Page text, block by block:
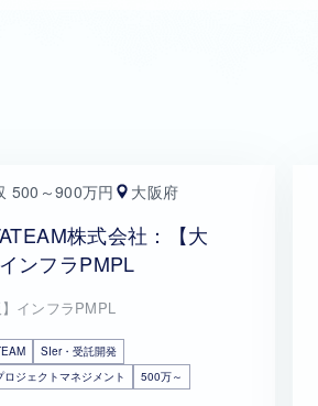
500～900万円 大阪府
株式会社：【大
ンフラPMPL
】インフラPMPL
SIer・受託開発
ロジェクトマネジメント
500万～